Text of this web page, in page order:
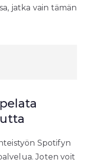
jatka vain tämän
Spotifyn
Joten voit